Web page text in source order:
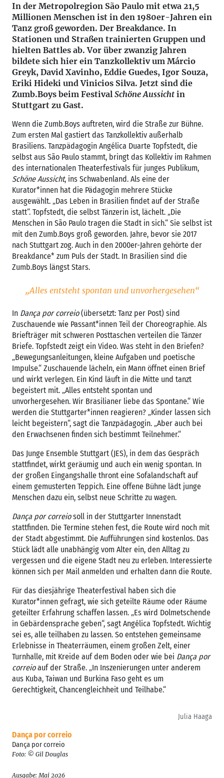
Dança por correio
Dança por correio
Foto: © Gil Douglas
Ausgabe: Mai 2026
In der Metropolregion São Paulo mit etwa 21,5
Millionen Menschen ist in den 1980er-Jahren ein
Tanz groß geworden. Der Breakdance. In
Stationen und Straßen trainierten Gruppen und
hielten Battles ab. Vor über zwanzig Jahren
bildete sich hier ein Tanzkollektiv um Márcio
Greyk, David Xavinho, Eddie Guedes, Igor Souza,
Eriki Hideki und Vinicios Silva. Jetzt sind die
Zumb.Boys beim Festival Schöne Aussicht in
Stuttgart zu Gast.
Wenn die Zumb.Boys auftreten, wird die Straße zur Bühne.
Zum ersten Mal gastiert das Tanzkollektiv außerhalb
Brasiliens. Tanzpädagogin Angélica Duarte Topfstedt, die
selbst aus São Paulo stammt, bringt das Kollektiv im Rahmen
des internationalen Theaterfestivals für junges Publikum,
Schöne Aussicht, ins Schwabenland. Als eine der
Kurator*innen hat die Pädagogin mehrere Stücke
ausgewählt. „Das Leben in Brasilien findet auf der Straße
statt“. Topfstedt, die selbst Tänzerin ist, lächelt. „Die
Menschen in São Paulo tragen die Stadt in sich.“ Sie selbst ist
mit den Zumb.Boys groß geworden. Jahre, bevor sie 2017
nach Stuttgart zog. Auch in den 2000er-Jahren gehörte der
Breakdance* zum Puls der Stadt. In Brasilien sind die
Zumb.Boys längst Stars.
„Alles entsteht spontan und unvorhergesehen“
In Dança por correio(übersetzt: Tanz per Post) sind
Zuschauende wie Passant*innen Teil der Choreographie. Als
Briefträger mit schweren Posttaschen verteilen die Tänzer
Briefe. Topfstedt zeigt ein Video. Was steht in den Briefen?
„Bewegungsanleitungen, kleine Aufgaben und poetische
Impulse.“ Zuschauende lächeln, ein Mann öffnet einen Brief
und wirkt verlegen. Ein Kind läuft in die Mitte und tanzt
begeistert mit. „Alles entsteht spontan und
unvorhergesehen. Wir Brasilianer liebe das Spontane.“ Wie
werden die Stuttgarter*innen reagieren? „Kinder lassen sich
leicht begeistern“, sagt die Tanzpädagogin. „Aber auch bei
den Erwachsenen finden sich bestimmt Teilnehmer.“
Das Junge Ensemble Stuttgart (JES), in dem das Gespräch
stattfindet, wirkt geräumig und auch ein wenig spontan. In
der großen Eingangshalle thront eine Sofalandschaft auf
einem gemusterten Teppich. Eine offene Bühne lädt junge
Menschen dazu ein, selbst neue Schritte zu wagen.
Dança por correiosoll in der Stuttgarter Innenstadt
stattfinden. Die Termine stehen fest, die Route wird noch mit
der Stadt abgestimmt. Die Aufführungen sind kostenlos. Das
Stück lädt alle unabhängig vom Alter ein, den Alltag zu
vergessen und die eigene Stadt neu zu erleben. Interessierte
können sich per Mail anmelden und erhalten dann die Route.
Für das diesjährige Theaterfestival haben sich die
Kurator*innen gefragt, wie sich geteilte Räume oder Räume
geteilter Erfahrung schaffen lassen. „Es wird Dolmetschende
in Gebärdensprache geben“, sagt Angélica Topfstedt. Wichtig
sei es, alle teilhaben zu lassen. So entstehen gemeinsame
Erlebnisse in Theaterräumen, einem großen Zelt, einer
Turnhalle, mit Kreide auf dem Boden oder wie bei Dança por
correioauf der Straße. „In Inszenierungen unter anderem
aus Kuba, Taiwan und Burkina Faso geht es um
Gerechtigkeit, Chancengleichheit und Teilhabe.“
Julia Haaga